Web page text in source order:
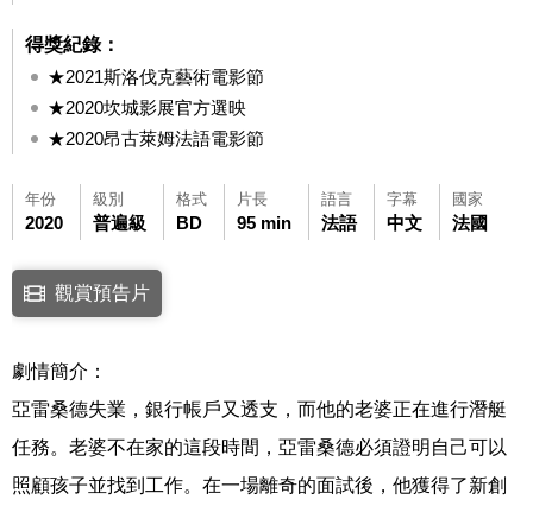
得獎紀錄：
★2021斯洛伐克藝術電影節
★2020坎城影展官方選映
★2020昂古萊姆法語電影節
年份
2020
級別
普遍級
格式
BD
片長
95 min
語言
法語
字幕
中文
國家
法國
點擊下列連結開啟視窗後，可使用鍵盤Tab鍵移至影片中央播放鍵，再
連結至Youtube網站觀看此影片(開新視窗)
觀賞預告片
劇情簡介：
亞雷桑德失業，銀行帳戶又透支，而他的老婆正在進行潛艇
任務。老婆不在家的這段時間，亞雷桑德必須證明自己可以
照顧孩子並找到工作。在一場離奇的面試後，他獲得了新創